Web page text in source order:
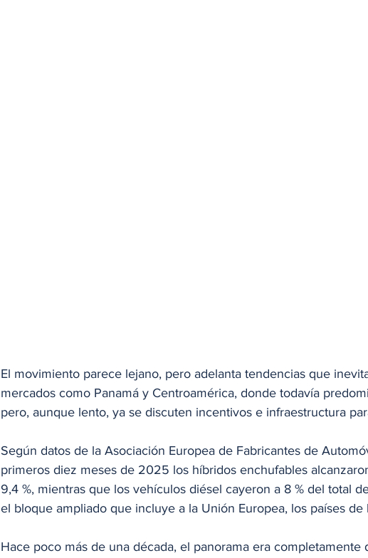
El movimiento parece lejano, pero adelanta tendencias que
mercados como Panamá y Centroamérica, donde todavía
pero, aunque lento, ya se discuten incentivos e infraestructura
Según datos de la Asociación Europea de Fabricantes de
primeros diez meses de 2025 los híbridos enchufables
9,4 %, mientras que los vehículos diésel cayeron a 8 % del total
el bloque ampliado que incluye a la Unión Europea, los países de
Hace poco más de una década, el panorama era completamente